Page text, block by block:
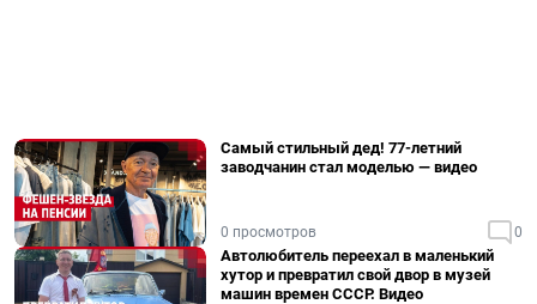
Самый стильный дед! 77-летний
заводчанин стал моделью — видео
0 просмотров 0
Автолюбитель переехал в маленький
хутор и превратил свой двор в музей
машин времен СССР. Видео